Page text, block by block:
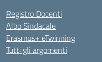
Registro Docenti
Albo Sindacale
Erasmus+ eTwinning
Tutti gli argomenti